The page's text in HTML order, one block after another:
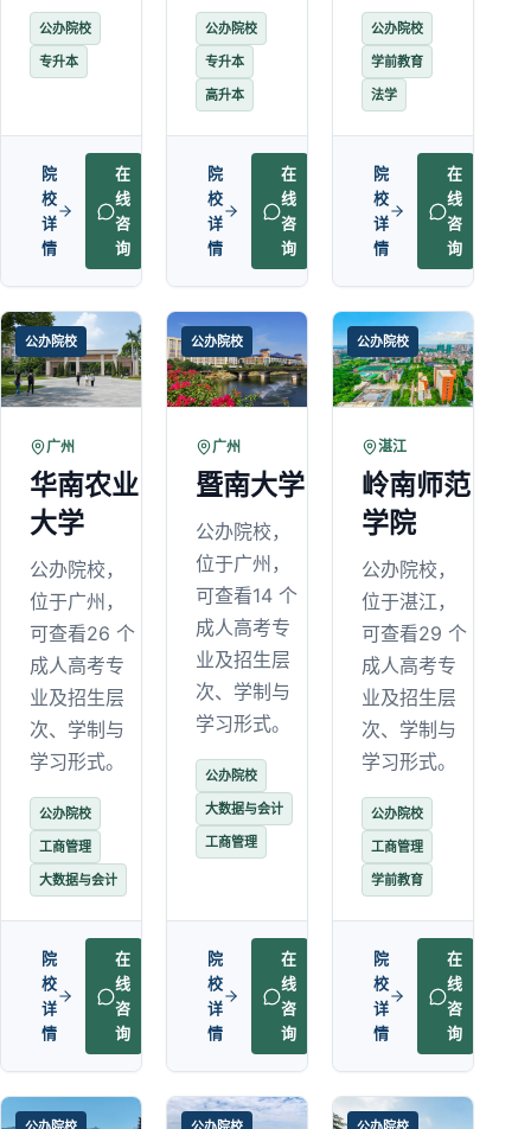
公办院校
专升本
院
校
详
情
在
线
咨
询
公办院校
专升本
高升本
院
校
详
情
在
线
咨
询
公办院校
学前教育
法学
院
校
详
情
在
线
咨
询
公办院校
广州
华南农业
大学
公办院校，
位于广州，
可查看26 个
成人高考专
业及招生层
次、学制与
学习形式。
公办院校
工商管理
大数据与会计
院
校
详
情
在
线
咨
询
公办院校
广州
暨南大学
公办院校，
位于广州，
可查看14 个
成人高考专
业及招生层
次、学制与
学习形式。
公办院校
大数据与会计
工商管理
院
校
详
情
在
线
咨
询
公办院校
湛江
岭南师范
学院
公办院校，
位于湛江，
可查看29 个
成人高考专
业及招生层
次、学制与
学习形式。
公办院校
工商管理
学前教育
院
校
详
情
在
线
咨
询